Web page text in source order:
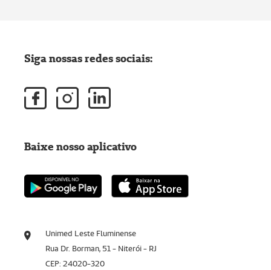
Unimed Leste Fluminense
Rua Dr. Borman, 51 - Niterói - RJ
CEP: 24020-320
Siga nossas redes sociais:
Baixe nosso aplicativo